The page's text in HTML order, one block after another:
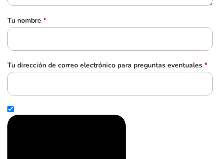
Tu nombre *
Tu dirección de correo electrónico para preguntas eventuales *